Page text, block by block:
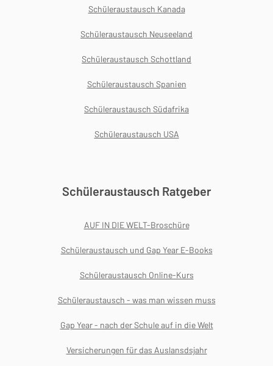
Schüleraustausch Kanada
Schüleraustausch Neuseeland
Schüleraustausch Schottland
Schüleraustausch Spanien
Schüleraustausch Südafrika
Schüleraustausch USA
Schüleraustausch Ratgeber
AUF IN DIE WELT-Broschüre
Schüleraustausch und Gap Year E-Books
Schüleraustausch Online-Kurs
Schüleraustausch - was man wissen muss
Gap Year - nach der Schule auf in die Welt
Versicherungen für das Auslansdsjahr